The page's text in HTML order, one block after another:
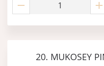
20. MUKOSEY